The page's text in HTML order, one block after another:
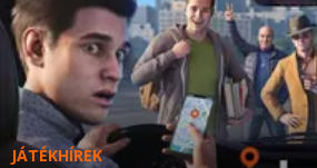
JÁTÉKHÍREK